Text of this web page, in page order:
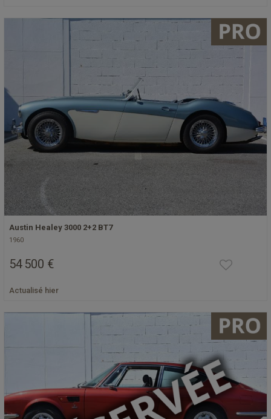
Austin Healey 3000 2+2 BT7
1960
54 500 €
Actualisé hier